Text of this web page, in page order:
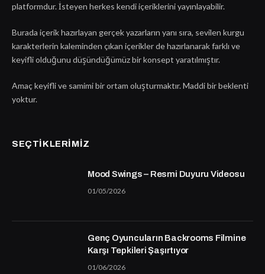
platformdur. İsteyen herkes kendi içeriklerini yayınlayabilir.
Burada içerik hazırlayan gerçek yazarların yanı sıra, sevilen kurgu
karakterlerin kaleminden çıkan içerikler de hazırlanarak farklı ve
keyifli olduğunu düşündüğümüz bir konsept yaratılmıştır.
Amaç keyifli ve samimi bir ortam oluşturmaktır. Maddi bir beklenti
yoktur.
SEÇTIKLERIMIZ
Mood Swings – Resmi Duyuru Videosu
01/05/2026
Genç Oyuncuların Backrooms Filmine
Karşı Tepkileri Şaşırtıyor
01/06/2026